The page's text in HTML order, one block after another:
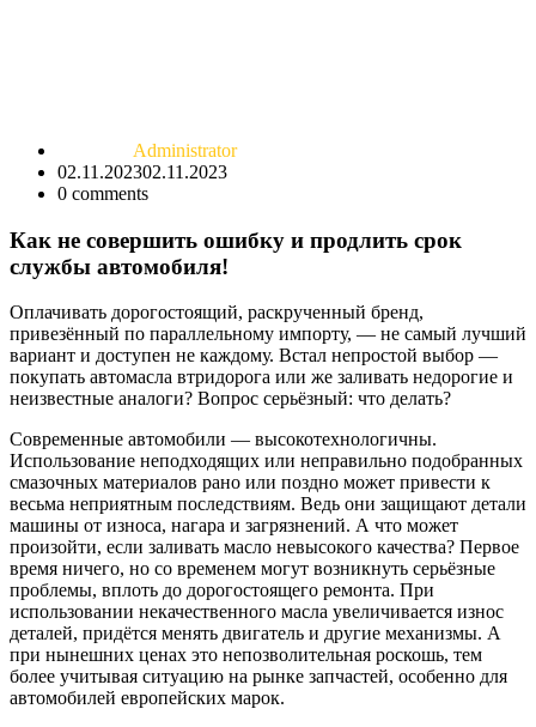
Administrator
02.11.202302.11.2023
0 comments
Как не совершить ошибку и продлить срок
службы автомобиля!
Оплачивать дорогостоящий, раскрученный бренд,
привезённый по параллельному импорту, — не самый лучший
вариант и доступен не каждому. Встал непростой выбор —
покупать автомасла втридорога или же заливать недорогие и
неизвестные аналоги? Вопрос серьёзный: что делать?
Современные автомобили — высокотехнологичны.
Использование неподходящих или неправильно подобранных
смазочных материалов рано или поздно может привести к
весьма неприятным последствиям. Ведь они защищают детали
машины от износа, нагара и загрязнений. А что может
произойти, если заливать масло невысокого качества? Первое
время ничего, но со временем могут возникнуть серьёзные
проблемы, вплоть до дорогостоящего ремонта. При
использовании некачественного масла увеличивается износ
деталей, придётся менять двигатель и другие механизмы. А
при нынешних ценах это непозволительная роскошь, тем
более учитывая ситуацию на рынке запчастей, особенно для
автомобилей европейских марок.